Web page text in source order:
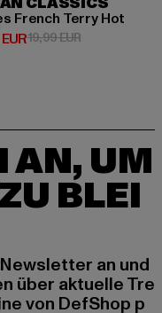
French Terry Hot
Preis: 15,99 EUR
19,99 EURAktionspreis:
AN, UM
BLEI
an und
über aktuelle Tre
von DefShop p